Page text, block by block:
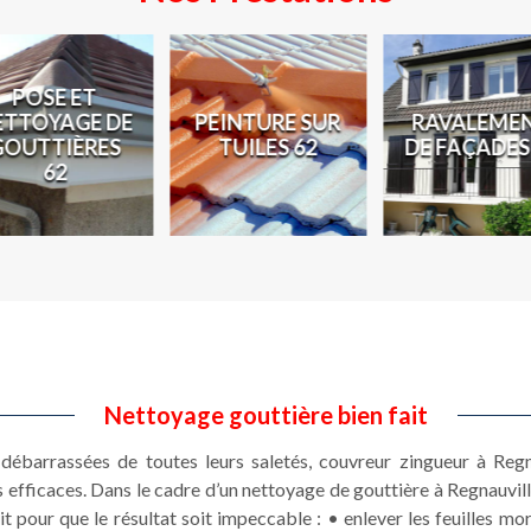
POSE ET
DE
62
PEINTURE SUR
TUILES 62
DE
Nettoyage gouttière bien fait
de toutes leurs saletés, couvreur zingueur à
Dans le cadre d’un nettoyage de gouttière à
pour que le résultat soit impeccable : • enlever les feuilles